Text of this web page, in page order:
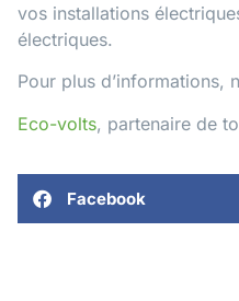
vos installations
électriques.
Pour plus d’informations,
Eco-volts, partenaire de
Facebook